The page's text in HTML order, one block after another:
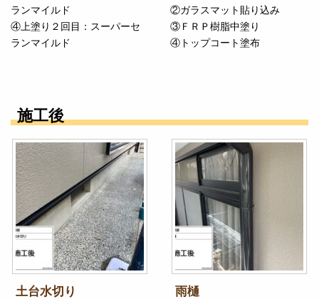
ランマイルド
④上塗り２回目：スーパーセ
ランマイルド
②ガラスマット貼り込み
③ＦＲＰ樹脂中塗り
④トップコート塗布
施工後
土台水切り 雨樋